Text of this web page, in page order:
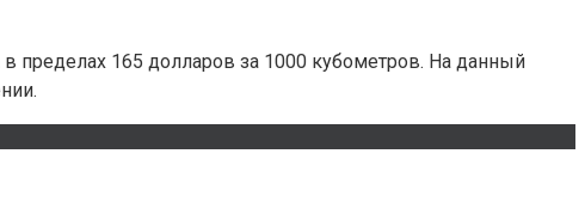
пределах 165 долларов за 1000 кубометров. На данный